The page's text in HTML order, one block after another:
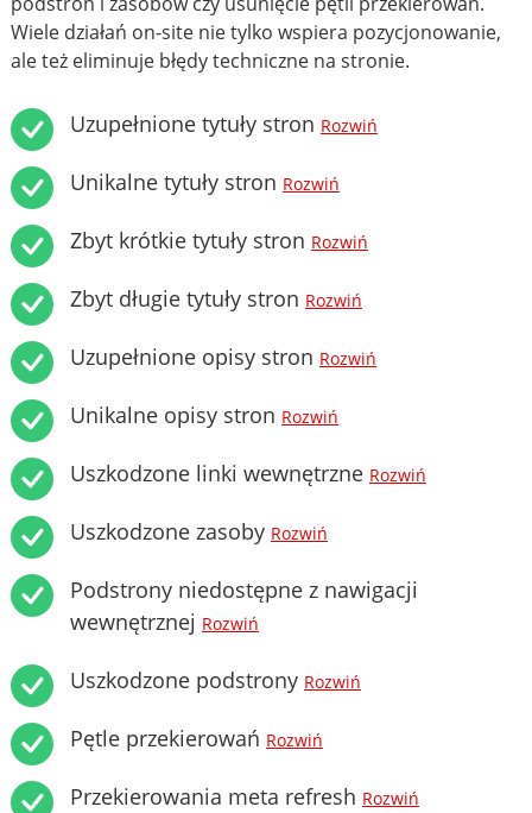
Wiele działań on-site nie tylko wspiera pozycjonowanie,
ale też eliminuje błędy techniczne na stronie.
Uzupełnione tytuły stron Rozwiń
Unikalne tytuły stron Rozwiń
Zbyt krótkie tytuły stron Rozwiń
Zbyt długie tytuły stron Rozwiń
Uzupełnione opisy stron Rozwiń
Unikalne opisy stron Rozwiń
Uszkodzone linki wewnętrzne Rozwiń
Uszkodzone zasoby Rozwiń
Podstrony niedostępne z nawigacji
wewnętrznej Rozwiń
Uszkodzone podstrony Rozwiń
Pętle przekierowań Rozwiń
Przekierowania meta refresh Rozwiń